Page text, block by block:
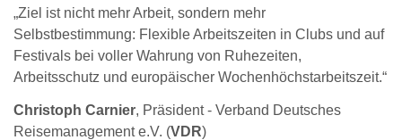
„Ziel ist nicht mehr Arbeit, sondern mehr
Selbstbestimmung: Flexible Arbeitszeiten in Clubs und auf
Festivals bei voller Wahrung von Ruhezeiten,
Arbeitsschutz und europäischer Wochenhöchstarbeitszeit.“
Christoph Carnier, Präsident - Verband Deutsches
Reisemanagement e.V. (VDR)